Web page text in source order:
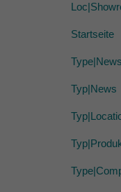
Startseite
Type|News
Typ|News